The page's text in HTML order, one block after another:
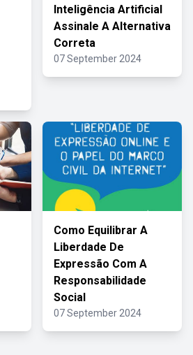
Inteligência Artificial
Assinale A Alternativa
Correta
07 September 2024
Como Equilibrar A
Liberdade De
Expressão Com A
Responsabilidade
Social
07 September 2024